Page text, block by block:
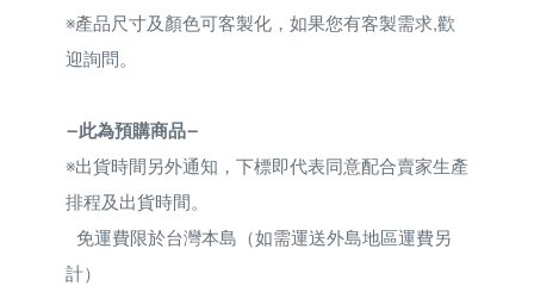
※產品尺寸及顏色可客製化，如果您有客製需求,歡
迎詢問。
—此為預購商品—
※出貨時間另外通知，下標即代表同意配合賣家生產
排程及出貨時間。
免運費限於台灣本島（如需運送外島地區運費另
計）